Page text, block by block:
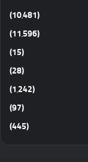
(10٬481)
(11٬596)
(15)
(28)
(1٬242)
(97)
(445)